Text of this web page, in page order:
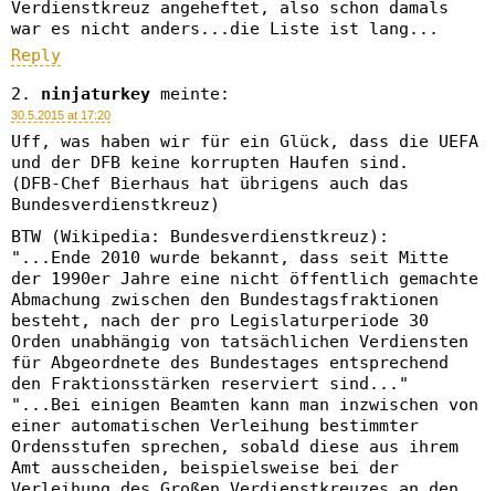
Verdienstkreuz angeheftet, also schon damals
war es nicht anders...die Liste ist lang...
Reply
ninjaturkey meinte:
30.5.2015 at 17:20
Uff, was haben wir für ein Glück, dass die UEFA
und der DFB keine korrupten Haufen sind.
(DFB-Chef Bierhaus hat übrigens auch das
Bundesverdienstkreuz)
BTW (Wikipedia: Bundesverdienstkreuz):
"...Ende 2010 wurde bekannt, dass seit Mitte
der 1990er Jahre eine nicht öffentlich gemachte
Abmachung zwischen den Bundestagsfraktionen
besteht, nach der pro Legislaturperiode 30
Orden unabhängig von tatsächlichen Verdiensten
für Abgeordnete des Bundestages entsprechend
den Fraktionsstärken reserviert sind..."
"...Bei einigen Beamten kann man inzwischen von
einer automatischen Verleihung bestimmter
Ordensstufen sprechen, sobald diese aus ihrem
Amt ausscheiden, beispielsweise bei der